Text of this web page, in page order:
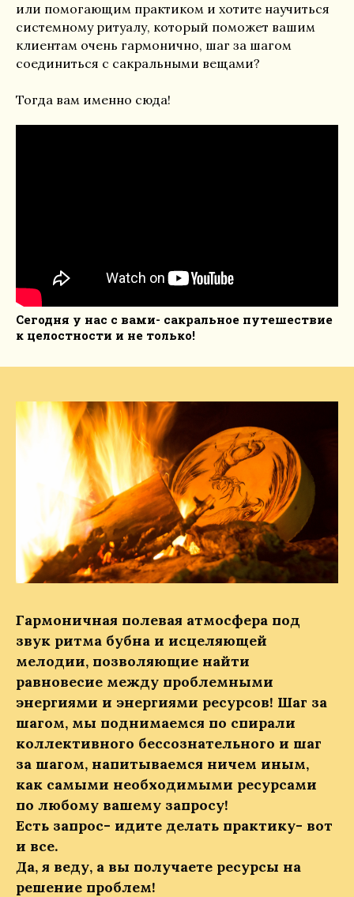
или помогающим практиком и хотите научиться
системному ритуалу, который поможет вашим
клиентам очень гармонично, шаг за шагом
соединиться с сакральными вещами?
Тогда вам именно сюда!
Сегодня у нас с вами- сакральное путешествие
к целостности и не только!
Гармоничная полевая атмосфера под
звук ритма бубна и исцеляющей
мелодии, позволяющие найти
равновесие между проблемными
энергиями и энергиями ресурсов! Шаг за
шагом, мы поднимаемся по спирали
коллективного бессознательного и шаг
за шагом, напитываемся ничем иным,
как самыми необходимыми ресурсами
по любому вашему запросу!
Есть запрос- идите делать практику- вот
и все.
Да, я веду, а вы получаете ресурсы на
решение проблем!